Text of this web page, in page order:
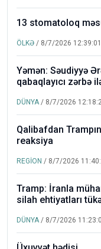
13 stomatoloq
ÖLKƏ / 8/7/2026
Yəmən: Səudiyyə
qabaqlayıcı zərbə
DÜNYA / 8/7/2026
Qalibafdan
reaksiya
REGİON / 8/7/2026
Tramp: İranla
silah ehtiyatları
DÜNYA / 8/7/2026